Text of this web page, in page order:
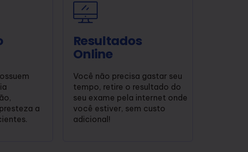
a
Resultados
Online
Você não precisa gastar seu
tempo, retire o resultado do
seu exame pela internet onde
você estiver, sem custo
adicional!